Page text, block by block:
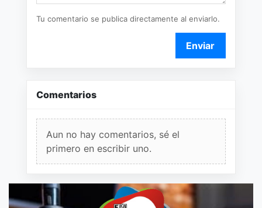
Tu comentario se publica directamente al enviarlo.
Enviar
Comentarios
Aun no hay comentarios, sé el
primero en escribir uno.